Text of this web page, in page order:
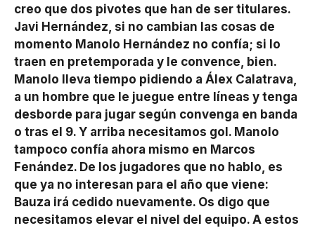
creo que dos pivotes que han de ser titulares.
Javi Hernández, si no cambian las cosas de
momento Manolo Hernández no confía; si lo
traen en pretemporada y le convence, bien.
Manolo lleva tiempo pidiendo a Álex Calatrava,
a un hombre que le juegue entre líneas y tenga
desborde para jugar según convenga en banda
o tras el 9. Y arriba necesitamos gol. Manolo
tampoco confía ahora mismo en Marcos
Fenández. De los jugadores que no hablo, es
que ya no interesan para el año que viene:
Bauza irá cedido nuevamente. Os digo que
necesitamos elevar el nivel del equipo. A estos